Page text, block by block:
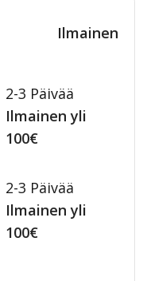
Ilmainen
2-3 Päivää
Ilmainen yli
100€
2-3 Päivää
Ilmainen yli
100€